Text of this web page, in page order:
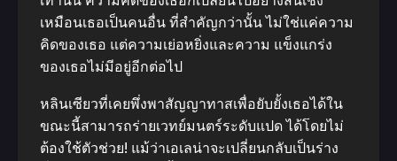
เหมือนเธอเป็นคนอื่น ที่สําคัญกว่านั้น ไม่ใช่แค่ความ
คิดของเธอ แต่ความเย่อหยิ่งและความ แข็งแกร่ง
ของเธอไม่มีอยู่อีกต่อไป
หลินเซียวที่เคยพึ่งพาสัญญาทาสเพื่อยับยั้งเธอได้ใน
ขณะนี้สามารถร่ายเวทย์มนตร์ระดับแปด ได้โดยไม่
ต้องใช้ตัวช่วย! แม้ว่าเอเลน่าจะเปลี่ยนกลับเป็นร่าง